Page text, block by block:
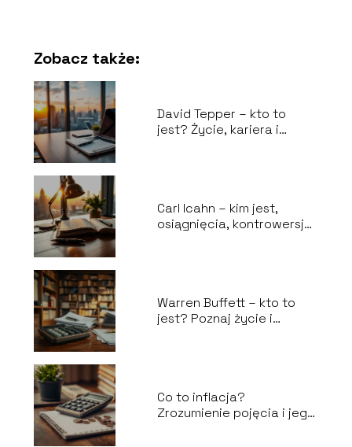
Zobacz także:
David Tepper – kto to
jest? Życie, kariera i
Carl Icahn – kim jest,
osiągnięcia, kontrowersje i
Warren Buffett – kto to
jest? Poznaj życie i
Co to inflacja?
Zrozumienie pojęcia i jego